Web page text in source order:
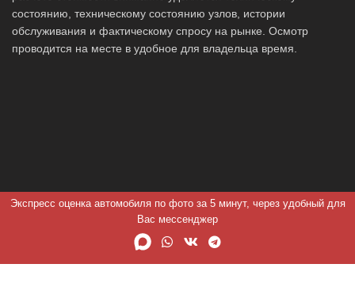
состоянию, техническому состоянию узлов, истории
обслуживания и фактическому спросу на рынке. Осмотр
проводится на месте в удобное для владельца время.
Экспресс оценка автомобиля по фото за 5 минут, через удобный для
Вас мессенджер